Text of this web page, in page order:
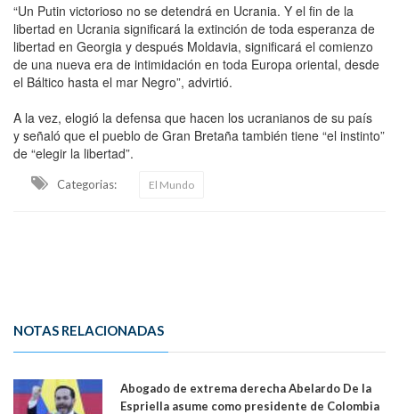
“Un Putin victorioso no se detendrá en Ucrania. Y el fin de la
libertad en Ucrania significará la extinción de toda esperanza de
libertad en Georgia y después Moldavia, significará el comienzo
de una nueva era de intimidación en toda Europa oriental, desde
el Báltico hasta el mar Negro”, advirtió.
A la vez, elogió la defensa que hacen los ucranianos de su país
y señaló que el pueblo de Gran Bretaña también tiene “el instinto”
de “elegir la libertad”.
Categorias: El Mundo
NOTAS RELACIONADAS
Abogado de extrema derecha Abelardo De la
Espriella asume como presidente de Colombia